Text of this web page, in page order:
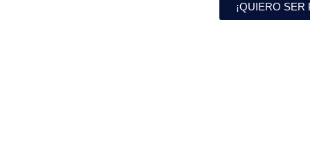
¡QUIERO SER